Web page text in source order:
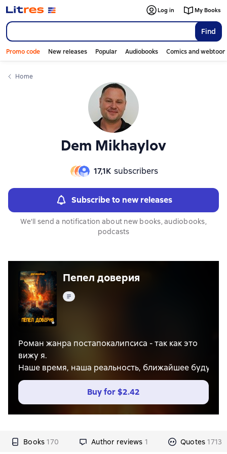
Find
Log in My Books
Promo code New releases Popular Audiobooks Comics and
Home
Dem Mikhaylov
17,1К subscribers
Subscribe to new releases
We'll send a notification about new books, audiobooks,
podcasts
Пепел доверия
Text
Роман жанра постапокалипсиса - так как это
вижу я.
Наше время, наша реальность, ближайшее
Buy for$2.42
Books 170 Author reviews 1 Quotes 1713
Слайдер с книгами
Слайдер с книгами